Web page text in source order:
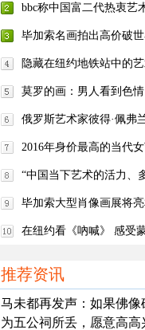
家 bbc称中国富二代热衷艺
会地位毕加索名画拍出高价破
隐藏在纽约地铁站中的
莫罗的画：男人看到色
俄罗斯艺术家彼得·佩弗
案决定2016年身价最高的当代
“中国当下艺术的活力、
略”——范迪安、徐冰美国演
毕加索大型肖像画展将
在纽约看《吶喊》 感受
推荐资讯
马未都再发声：如果佛像
为五公祠所丢，愿意高高